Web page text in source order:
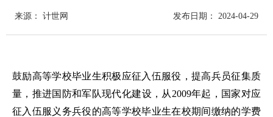
政府信息公开
互动回应
来源： 计世网 发布日期： 2024-04-29
鼓励高等学校毕业生积极应征入伍服役，提高兵员征集质
量，推进国防和军队现代化建设，从2009年起，国家对应
征入伍服义务兵役的高等学校毕业生在校期间缴纳的学费